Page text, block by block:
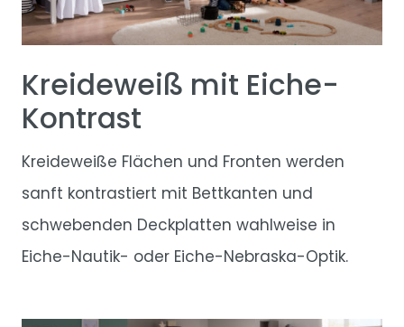
Kreideweiß mit Eiche-
Kontrast
Kreideweiße Flächen und Fronten werden
sanft kontrastiert mit Bettkanten und
schwebenden Deckplatten wahlweise in
Eiche-Nautik- oder Eiche-Nebraska-Optik.